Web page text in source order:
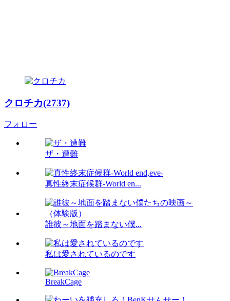
クロチカ(2737)
フォロー
ザ・遭難
真性終末症候群-World en...
誰彼～地面を踏まない僕...
私は愛されているのです
BreakCage